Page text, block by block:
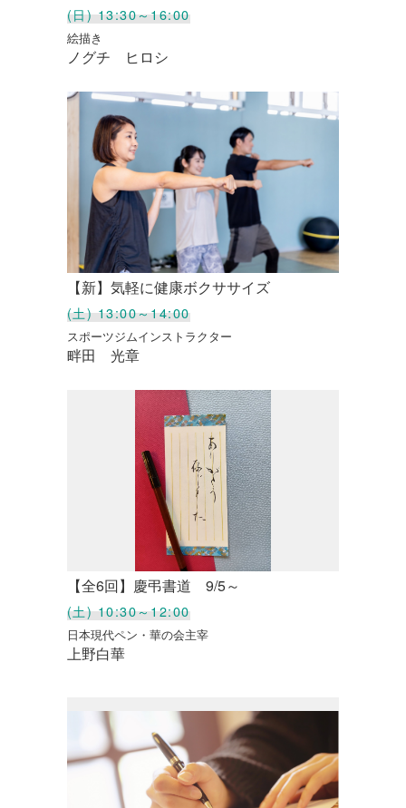
(日) 13:30～16:00
絵描き
ノグチ ヒロシ
【新】気軽に健康ボクササイズ
(土) 13:00～14:00
スポーツジムインストラクター
畔田 光章
【全6回】慶弔書道 9/5～
(土) 10:30～12:00
日本現代ペン・華の会主宰
上野白華